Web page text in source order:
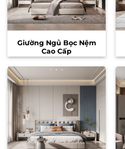
Giường Ngủ Bọc Nệm
Cao Cấp